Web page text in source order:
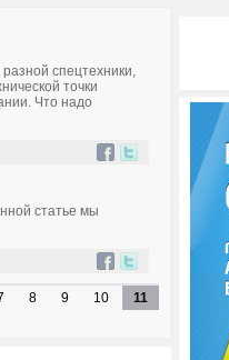
спецтехники,
точки
Что надо
статье мы
8 9 10 11